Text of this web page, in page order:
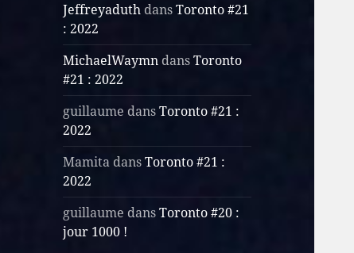
Jeffreyaduth dansToronto #21
: 2022
MichaelWaymn dansToronto
#21 : 2022
guillaume dansToronto #21 :
2022
Mamita dansToronto #21 :
2022
guillaume dansToronto #20 :
jour 1000 !